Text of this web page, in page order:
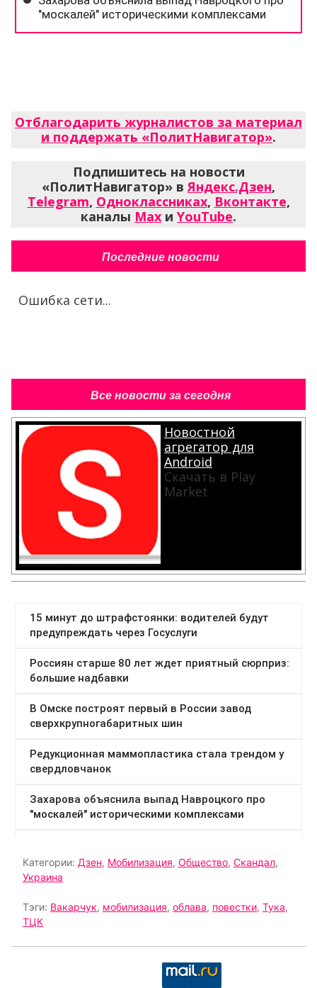
Отблагодарить журналистов за материал
и поддержать «ПолитНавигатор».
Подпишитесь на новости
«ПолитНавигатор» в Яндекс.Дзен,
Telegram, Одноклассниках, Вконтакте,
каналы Max и YouTube.
Последние новости
Ошибка сети...
Все новости за сегодня
Новостной
агрегатор для
Android
Скачать в Play
Market
Категории: Дзен, Мобилизация, Общество, Скандал,
Украина
Тэги: Вакарчук, мобилизация, облава, повестки, Тука,
ТЦК